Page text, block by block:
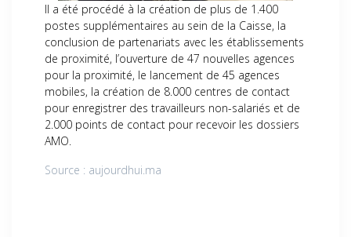
Il a été procédé à la création de plus de 1.400
postes supplémentaires au sein de la Caisse, la
conclusion de partenariats avec les établissements
de proximité, l’ouverture de 47 nouvelles agences
pour la proximité, le lancement de 45 agences
mobiles, la création de 8.000 centres de contact
pour enregistrer des travailleurs non-salariés et de
2.000 points de contact pour recevoir les dossiers
AMO.
Source : aujourdhui.ma